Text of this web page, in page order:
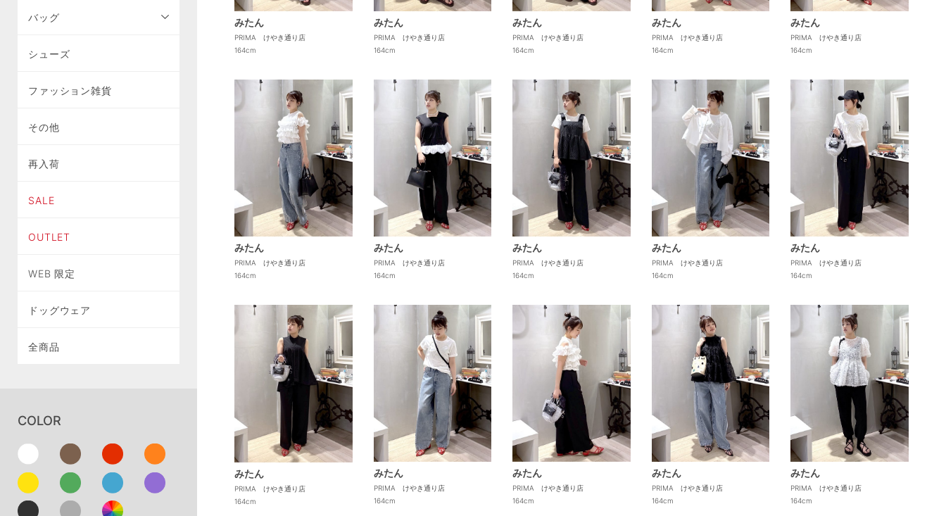
バッグ
シューズ
ファッション雑貨
その他
再入荷
SALE
OUTLET
WEB 限定
ドッグウェア
全商品
COLOR
みたん
PRIMA けやき通り店
164cm
みたん
PRIMA けやき通り店
164cm
みたん
PRIMA けやき通り店
164cm
みたん
PRIMA けやき通り店
164cm
みたん
PRIMA けやき通り店
164cm
みたん
PRIMA けやき通り店
164cm
みたん
PRIMA けやき通り店
164cm
みたん
PRIMA けやき通り店
164cm
みたん
PRIMA けやき通り店
164cm
みたん
PRIMA けやき通り店
164cm
みたん
PRIMA けやき通り店
164cm
みたん
PRIMA けやき通り店
164cm
みたん
PRIMA けやき通り店
164cm
みたん
PRIMA けやき通り店
164cm
みたん
PRIMA けやき通り店
164cm